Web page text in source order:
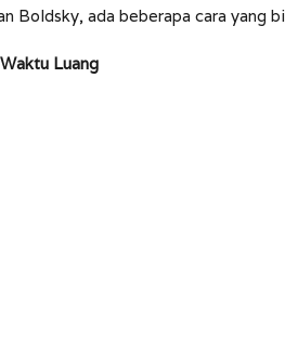
Boldsky, ada beberapa cara yang
Luang